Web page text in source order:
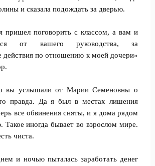
и сказала подождать за дверью.
пришел поговорить с классом, а вам и
от вашего руководства, за
действия по отношению к моей дочери»
вы услышали от Марии Семеновны о
правда. Да я был в местах лишения
все обвинения сняты, и я дома рядом
Такое иногда бывает во взрослом мире.
чиста.
и ночью пыталась заработать денег